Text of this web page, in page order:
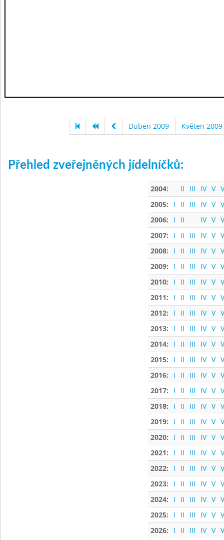
Duben 2009 Květen 2009
Přehled zveřejněných jídelníčků:
2004: II III IV V
2005:
I II III IV V
2006:
I II IV V
2007:
I II III IV V
2008:
I II III IV V
2009:
I II III IV V
2010:
I II III IV V
2011:
I II III IV V
2012:
I II III IV V
2013:
I II III IV V
2014:
I II III IV V
2015:
I II III IV V
2016:
I II III IV V
2017:
I II III IV V
2018:
I II III IV V
2019:
I II III IV V
2020:
I II III IV V
2021:
I II III IV V
2022:
I II III IV V
2023:
I II III IV V
2024:
I II III IV V
2025:
I II III IV V
2026:
I II III IV V